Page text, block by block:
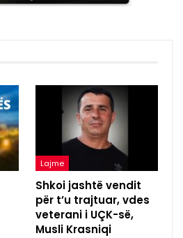
Lajme
Shkoi jashtë vendit
për t’u trajtuar, vdes
veterani i UÇK-së,
Musli Krasniqi